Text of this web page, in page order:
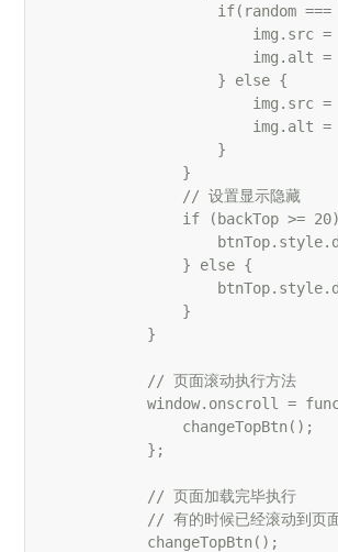
if(random ===
img.src =
img.alt =
                    } else {
img.src =
img.alt =
                    }
                }
                // 设置显示隐藏
if (backTop >=
                } else {
                }
            }
            // 页面滚动执行方法
window.onscroll =
                changeTopBtn();
            };
            // 页面加载完毕执行
// 有的时候已经滚动到页
            changeTopBtn();